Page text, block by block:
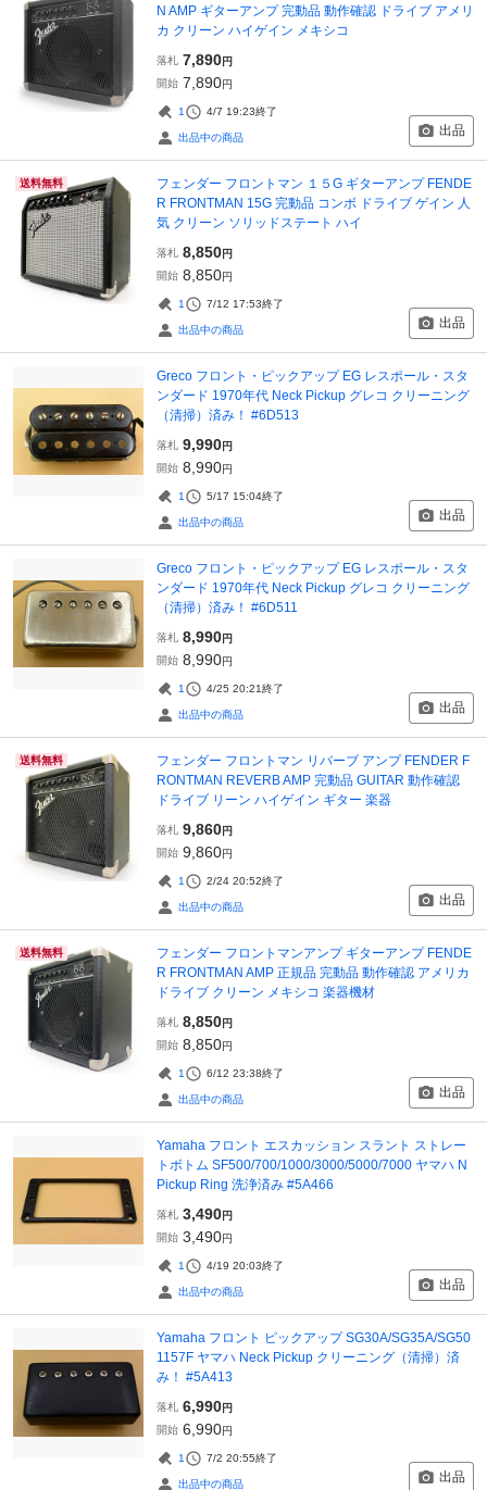
N AMP ギターアンプ 完動品 動作確認 ドライブ アメリ
カ クリーン ハイゲイン メキシコ
落札 7,890円
開始 7,890円
1 4/7 19:23終了
出品中の商品 出品
送料無料
フェンダー フロントマン １５G ギターアンプ FENDE
R FRONTMAN 15G 完動品 コンボ ドライブ ゲイン 人
気 クリーン ソリッドステート ハイ
落札 8,850円
開始 8,850円
1 7/12 17:53終了
出品中の商品 出品
Greco フロント・ピックアップ EG レスポール・スタ
ンダード 1970年代 Neck Pickup グレコ クリーニング
（清掃）済み！ #6D513
落札 9,990円
開始 8,990円
1 5/17 15:04終了
出品中の商品 出品
Greco フロント・ピックアップ EG レスポール・スタ
ンダード 1970年代 Neck Pickup グレコ クリーニング
（清掃）済み！ #6D511
落札 8,990円
開始 8,990円
1 4/25 20:21終了
出品中の商品 出品
送料無料
フェンダー フロントマン リバーブ アンプ FENDER F
RONTMAN REVERB AMP 完動品 GUITAR 動作確認
ドライブ リーン ハイゲイン ギター 楽器
落札 9,860円
開始 9,860円
1 2/24 20:52終了
出品中の商品 出品
送料無料
フェンダー フロントマンアンプ ギターアンプ FENDE
R FRONTMAN AMP 正規品 完動品 動作確認 アメリカ
ドライブ クリーン メキシコ 楽器機材
落札 8,850円
開始 8,850円
1 6/12 23:38終了
出品中の商品 出品
Yamaha フロント エスカッション スラント ストレー
トボトム SF500/700/1000/3000/5000/7000 ヤマハ N
Pickup Ring 洗浄済み #5A466
落札 3,490円
開始 3,490円
1 4/19 20:03終了
出品中の商品 出品
Yamaha フロント ピックアップ SG30A/SG35A/SG50
1157F ヤマハ Neck Pickup クリーニング（清掃）済
み！ #5A413
落札 6,990円
開始 6,990円
1 7/2 20:55終了
出品中の商品 出品